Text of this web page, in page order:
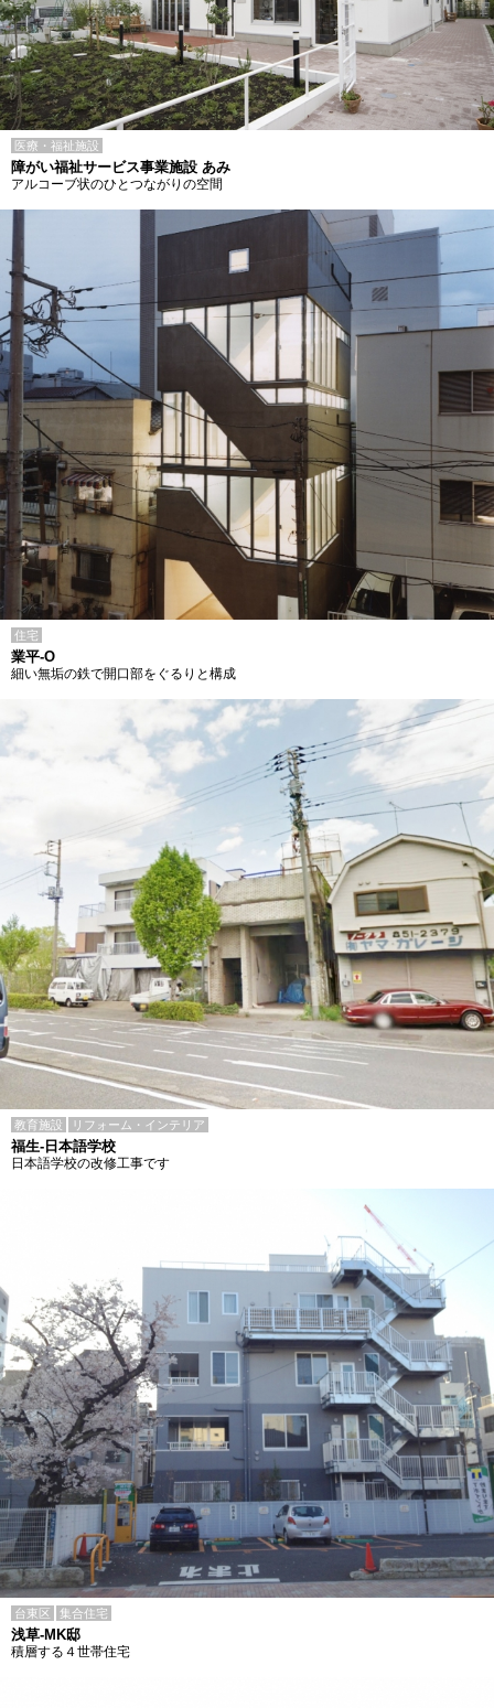
医療・福祉施設
障がい福祉サービス事業施設 あみ
アルコーブ状のひとつながりの空間
住宅
業平-O
細い無垢の鉄で開口部をぐるりと構成
教育施設 リフォーム・インテリア
福生-日本語学校
日本語学校の改修工事です
台東区 集合住宅
浅草-MK邸
積層する４世帯住宅